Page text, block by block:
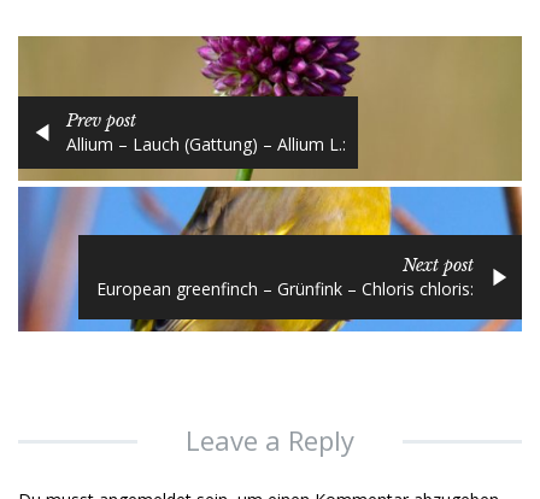
Prev post
Allium – Lauch (Gattung) – Allium L.:
Next post
European greenfinch – Grünfink – Chloris chloris:
Leave a Reply